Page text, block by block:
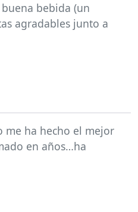
bebida (un
agradables junto a
me ha hecho el mejor
en años…ha